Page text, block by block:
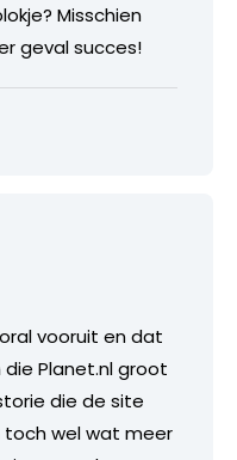
Misschien
geval succes!
vooruit en dat
die Planet.nl groot
die de site
wel wat meer